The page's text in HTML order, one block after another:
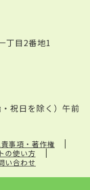
丁目2番地1
祝日を除く）午前
事項・著作権
の使い方
い合わせ